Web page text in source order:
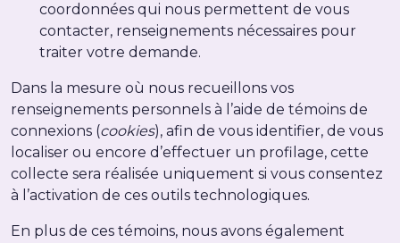
coordonnées qui nous permettent de vous
contacter, renseignements nécessaires pour
traiter votre demande.
Dans la mesure où nous recueillons vos
renseignements personnels à l’aide de témoins de
connexions (cookies), afin de vous identifier, de vous
localiser ou encore d’effectuer un profilage, cette
collecte sera réalisée uniquement si vous consentez
à l’activation de ces outils technologiques.
En plus de ces témoins, nous avons également